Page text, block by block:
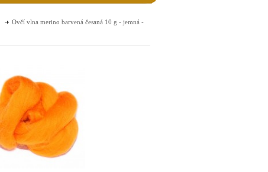
Ovčí vlna merino barvená česaná 10 g - jemná -